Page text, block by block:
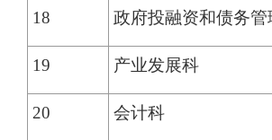
18 政府投融资和债务管
19 产业发展科
20 会计科